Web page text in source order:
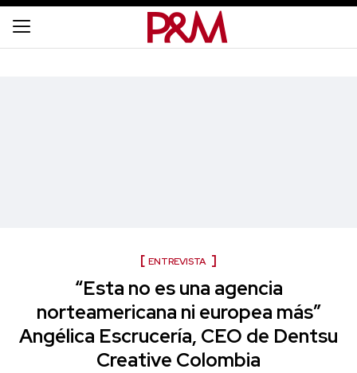
ENTREVISTA
“Esta no es una agencia
norteamericana ni europea más”
Angélica Escrucería, CEO de Dentsu
Creative Colombia